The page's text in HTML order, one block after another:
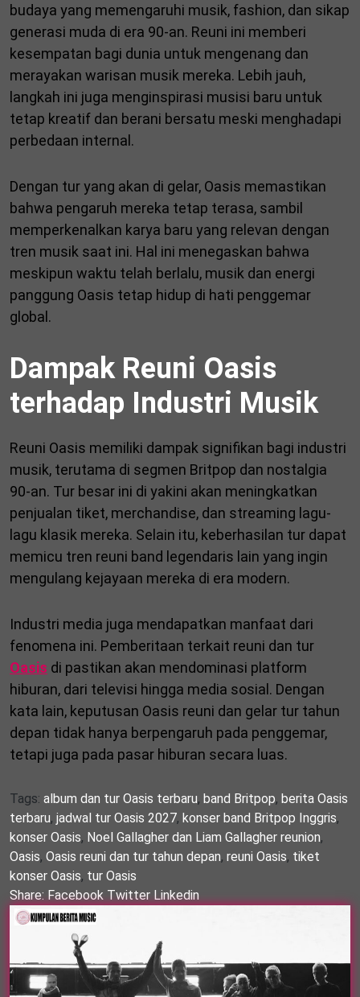
budaya yang memengaruhi musik, fashion, dan sikap
generasi muda di era 90-an. Reuni ini memberi
kesempatan bagi dunia untuk mengenang dan
merayakan warisan musik mereka. Lebih jauh,
langkah ini juga menginspirasi musisi baru untuk
tetap kreatif dan berani bersatu meski menghadapi
perbedaan internal.
Dengan tur yang akan di gelar, Oasis memastikan
bahwa pengaruh mereka tetap terasa, sambil
memperkenalkan karya baru yang relevan dengan
tren musik saat ini. Hal ini menegaskan bahwa
meskipun waktu telah berlalu, musik dan energi
panggung Oasis tetap hidup di hati penggemar
global.
Dampak Reuni Oasis
terhadap Industri Musik
Reuni Oasis memiliki dampak signifikan bagi industri
musik, terutama di segmen Britpop dan nostalgia
90-an. Tur besar ini di yakini akan meningkatkan
penjualan tiket, merchandise, dan streaming lagu-
lagu klasik mereka. Selain itu, keberhasilan tur dapat
memicu tren reuni band legendaris lain yang ingin
mengulang kejayaan mereka di era modern.
Industri media juga mendapatkan manfaat dari
fenomena ini. Pemberitaan terkait reuni dan tur
Oasis di pastikan akan mendominasi platform
hiburan, dari televisi hingga media sosial. Dengan
kata lain, keputusan Oasis reuni dan gelar tur tahun
depan tidak hanya berpengaruh pada penggemar,
tetapi juga pada pasar hiburan secara luas.
Tags: album dan tur Oasis terbaru, band Britpop, berita Oasis
terbaru, jadwal tur Oasis 2027, konser band Britpop Inggris,
konser Oasis, Noel Gallagher dan Liam Gallagher reunion,
Oasis, Oasis reuni dan tur tahun depan, reuni Oasis, tiket
konser Oasis, tur Oasis
Share: Facebook Twitter Linkedin